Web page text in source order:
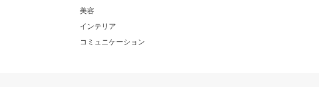
美容
インテリア
コミュニケーション